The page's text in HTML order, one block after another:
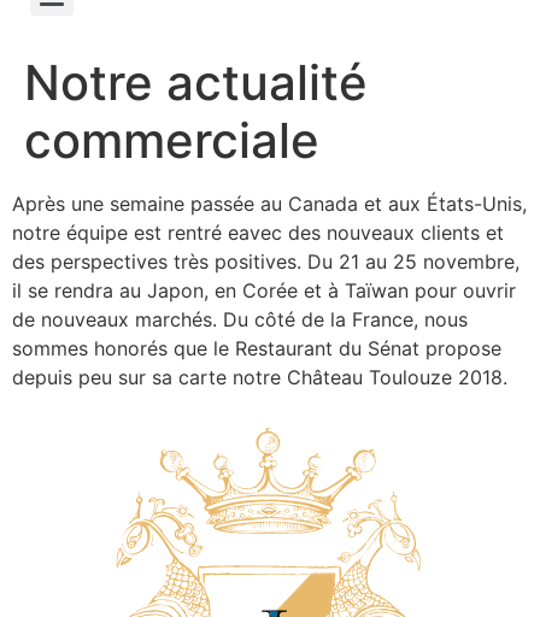
Notre actualité
commerciale
Après une semaine passée au Canada et aux États-Unis,
notre équipe est rentré eavec des nouveaux clients et
des perspectives très positives. Du 21 au 25 novembre,
il se rendra au Japon, en Corée et à Taïwan pour ouvrir
de nouveaux marchés. Du côté de la France, nous
sommes honorés que le Restaurant du Sénat propose
depuis peu sur sa carte notre Château Toulouze 2018.